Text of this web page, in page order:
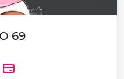
69